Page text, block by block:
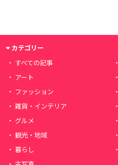
カテゴリー
すべての記事
アート
ファッション
雑貨・インテリア
グルメ
観光・地域
暮らし